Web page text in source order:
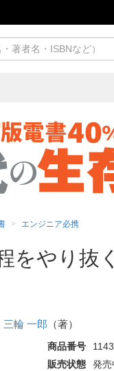
エンジニア必携
をやり抜
三輪 一郎 （著）
商品番号
販売状態
発売